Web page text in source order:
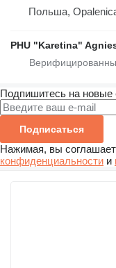
Польша,
PHU "Karetina"
Подпишитесь на новые
Подписаться
Нажимая, вы
конфиденциальности и